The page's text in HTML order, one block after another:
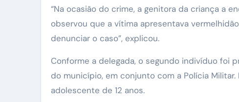
“Na ocasião do crime, a genitora da criança a
observou que a vítima apresentava
denunciar o caso”, explicou.
Conforme a delegada, o segundo indivíduo foi
do município, em conjunto com a Polícia
adolescente de 12 anos.